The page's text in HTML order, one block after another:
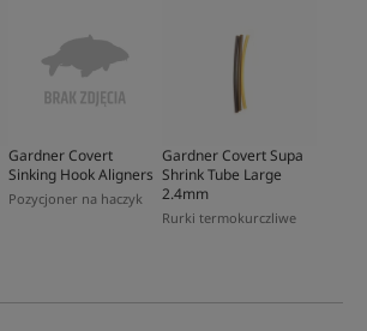
Gardner Covert
Sinking Hook Aligners
Pozycjoner na haczyk
Gardner Covert Supa
Shrink Tube Large
2.4mm
Rurki termokurczliwe